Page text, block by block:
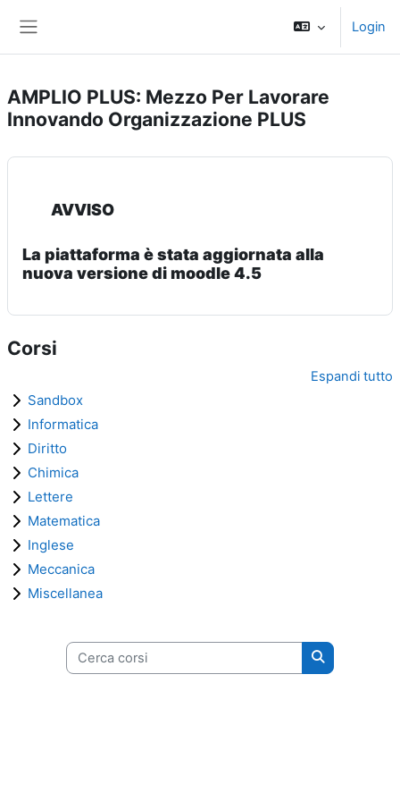
Login
AMPLIO PLUS: Mezzo Per Lavorare
Innovando Organizzazione PLUS
AVVISO
La piattaforma è stata aggiornata alla
nuova versione di moodle 4.5
Corsi
Espandi tutto
Sandbox
Informatica
Diritto
Chimica
Lettere
Matematica
Inglese
Meccanica
Miscellanea
Cerca corsi
Cerca corsi